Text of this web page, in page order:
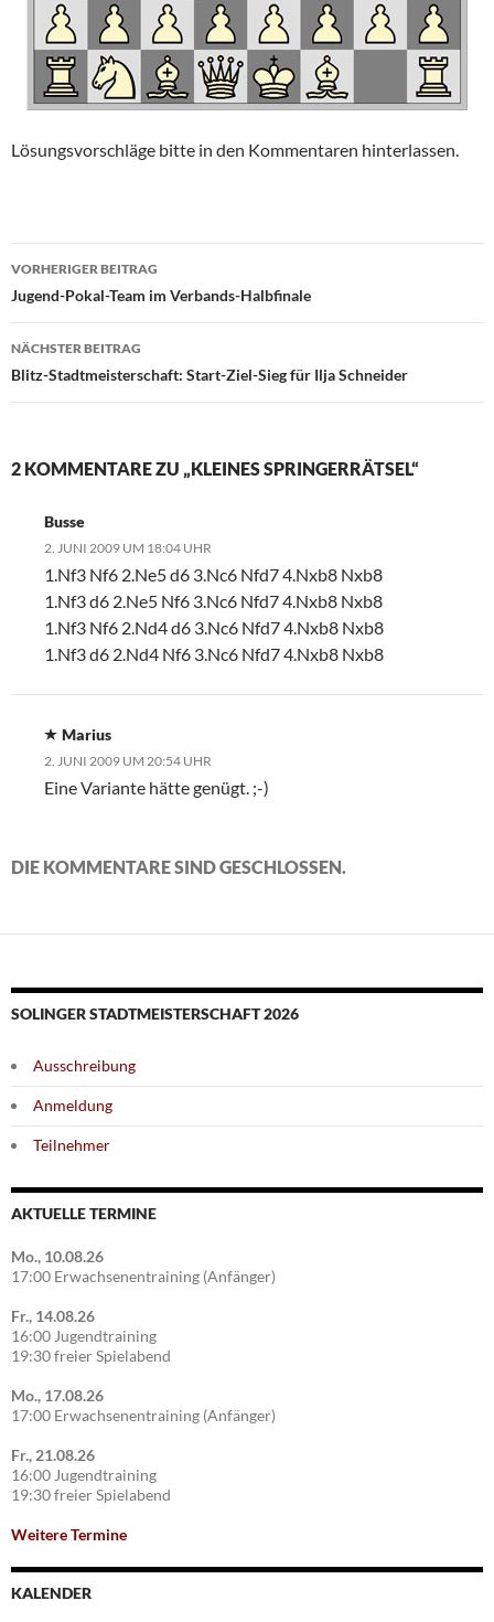
Lösungsvorschläge bitte in den Kommentaren hinterlassen.
Beitragsnavigation
VORHERIGER BEITRAG
Jugend-Pokal-Team im Verbands-Halbfinale
NÄCHSTER BEITRAG
Blitz-Stadtmeisterschaft: Start-Ziel-Sieg für Ilja Schneider
2 KOMMENTARE ZU „KLEINES SPRINGERRÄTSEL“
Busse
2. JUNI 2009 UM 18:04 UHR
1.Nf3 Nf6 2.Ne5 d6 3.Nc6 Nfd7 4.Nxb8 Nxb8
1.Nf3 d6 2.Ne5 Nf6 3.Nc6 Nfd7 4.Nxb8 Nxb8
1.Nf3 Nf6 2.Nd4 d6 3.Nc6 Nfd7 4.Nxb8 Nxb8
1.Nf3 d6 2.Nd4 Nf6 3.Nc6 Nfd7 4.Nxb8 Nxb8
Marius
2. JUNI 2009 UM 20:54 UHR
Eine Variante hätte genügt. ;-)
DIE KOMMENTARE SIND GESCHLOSSEN.
SOLINGER STADTMEISTERSCHAFT 2026
Ausschreibung
Anmeldung
Teilnehmer
AKTUELLE TERMINE
Mo., 10.08.26
17:00 Erwachsenentraining (Anfänger)
Fr., 14.08.26
16:00 Jugendtraining
19:30 freier Spielabend
Mo., 17.08.26
17:00 Erwachsenentraining (Anfänger)
Fr., 21.08.26
16:00 Jugendtraining
19:30 freier Spielabend
Weitere Termine
KALENDER